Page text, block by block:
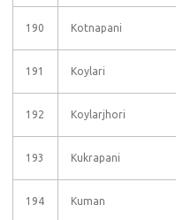
190 Kotnapani
191 Koylari
192 Koylarjhori
193 Kukrapani
194 Kuman